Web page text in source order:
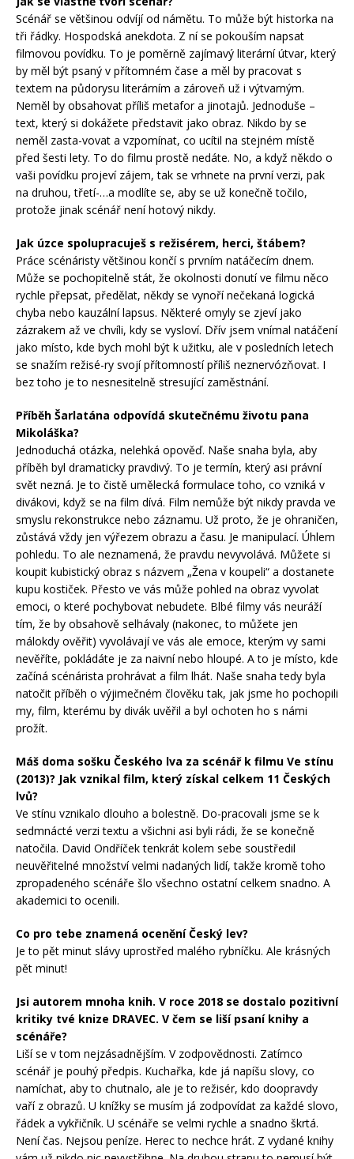
Scénář se většinou odvíjí od námětu. To může být historka na
tři řádky. Hospodská anekdota. Z ní se pokouším napsat
filmovou povídku. To je poměrně zajímavý literární útvar, který
by měl být psaný v přítomném čase a měl by pracovat s
textem na půdorysu literárním a zároveň už i výtvarným.
Neměl by obsahovat příliš metafor a jinotajů. Jednoduše –
text, který si dokážete představit jako obraz. Nikdo by se
neměl zasta-vovat a vzpomínat, co ucítil na stejném místě
před šesti lety. To do filmu prostě nedáte. No, a když někdo o
vaši povídku projeví zájem, tak se vrhnete na první verzi, pak
na druhou, třetí-…a modlíte se, aby se už konečně točilo,
protože jinak scénář není hotový nikdy.
Jak úzce spolupracuješ s režisérem, herci, štábem?
Práce scénáristy většinou končí s prvním natáčecím dnem.
Může se pochopitelně stát, že okolnosti donutí ve filmu něco
rychle přepsat, předělat, někdy se vynoří nečekaná logická
chyba nebo kauzální lapsus. Některé omyly se zjeví jako
zázrakem až ve chvíli, kdy se vysloví. Dřív jsem vnímal natáčení
jako místo, kde bych mohl být k užitku, ale v posledních letech
se snažím režisé-ry svojí přítomností příliš neznervózňovat. I
bez toho je to nesnesitelně stresující zaměstnání.
Příběh Šarlatána odpovídá skutečnému životu pana
Mikoláška?
Jednoduchá otázka, nelehká opověď. Naše snaha byla, aby
příběh byl dramaticky pravdivý. To je termín, který asi právní
svět nezná. Je to čistě umělecká formulace toho, co vzniká v
divákovi, když se na film dívá. Film nemůže být nikdy pravda ve
smyslu rekonstrukce nebo záznamu. Už proto, že je ohraničen,
zůstává vždy jen výřezem obrazu a času. Je manipulací. Úhlem
pohledu. To ale neznamená, že pravdu nevyvolává. Můžete si
koupit kubistický obraz s názvem „Žena v koupeli“ a dostanete
kupu kostiček. Přesto ve vás může pohled na obraz vyvolat
emoci, o které pochybovat nebudete. Blbé filmy vás neuráží
tím, že by obsahově selhávaly (nakonec, to můžete jen
málokdy ověřit) vyvolávají ve vás ale emoce, kterým vy sami
nevěříte, pokládáte je za naivní nebo hloupé. A to je místo, kde
začíná scénárista prohrávat a film lhát. Naše snaha tedy byla
natočit příběh o výjimečném člověku tak, jak jsme ho pochopili
my, film, kterému by divák uvěřil a byl ochoten ho s námi
prožít.
Máš doma sošku Českého lva za scénář k filmu Ve stínu
(2013)? Jak vznikal film, který získal celkem 11 Českých
lvů?
Ve stínu vznikalo dlouho a bolestně. Do-pracovali jsme se k
sedmnácté verzi textu a všichni asi byli rádi, že se konečně
natočila. David Ondříček tenkrát kolem sebe soustředil
neuvěřitelné množství velmi nadaných lidí, takže kromě toho
zpropadeného scénáře šlo všechno ostatní celkem snadno. A
akademici to ocenili.
Co pro tebe znamená ocenění Český lev?
Je to pět minut slávy uprostřed malého rybníčku. Ale krásných
pět minut!
Jsi autorem mnoha knih. V roce 2018 se dostalo pozitivní
kritiky tvé knize DRAVEC. V čem se liší psaní knihy a
scénáře?
Liší se v tom nejzásadnějším. V zodpovědnosti. Zatímco
scénář je pouhý předpis. Kuchařka, kde já napíšu slovy, co
namíchat, aby to chutnalo, ale je to režisér, kdo doopravdy
vaří z obrazů. U knížky se musím já zodpovídat za každé slovo,
řádek a vykřičník. U scénáře se velmi rychle a snadno škrtá.
Není čas. Nejsou peníze. Herec to nechce hrát. Z vydané knihy